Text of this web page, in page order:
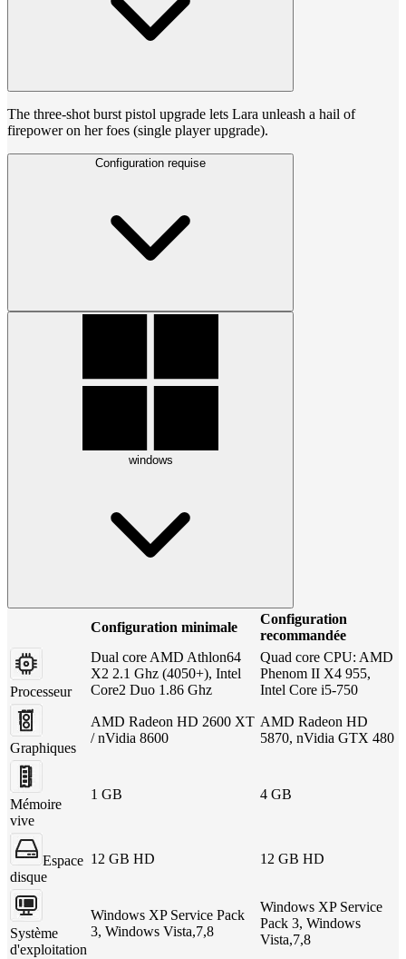
The three-shot burst pistol upgrade lets Lara unleash a hail of
firepower on her foes (single player upgrade).
Configuration requise
windows
Configuration minimale
Configuration
recommandée
Processeur
Dual core AMD Athlon64
X2 2.1 Ghz (4050+), Intel
Core2 Duo 1.86 Ghz
Quad core CPU: AMD
Phenom II X4 955,
Intel Core i5-750
Graphiques
AMD Radeon HD 2600 XT
/ nVidia 8600
AMD Radeon HD
5870, nVidia GTX 480
Mémoire
vive
1 GB 4 GB
Espace
disque
12 GB HD 12 GB HD
Système
d'exploitation
Windows XP Service Pack
3, Windows Vista,7,8
Windows XP Service
Pack 3, Windows
Vista,7,8